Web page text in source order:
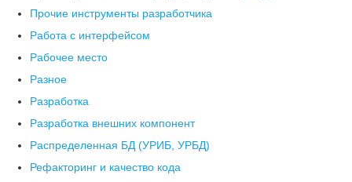
Прочие инструменты разработчика
Работа с интерфейсом
Рабочее место
Разное
Разработка
Разработка внешних компонент
Распределенная БД (УРИБ, УРБД)
Рефакторинг и качество кода